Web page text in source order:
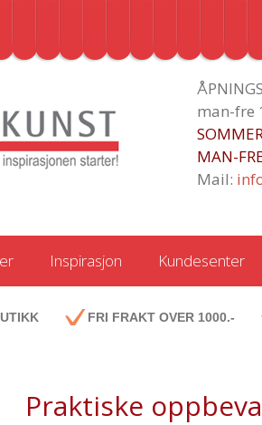
man-fre
MAN-
Mail:
Inspirasjon Kundesenter
FRI FRAKT OVER 1000.-
Praktiske